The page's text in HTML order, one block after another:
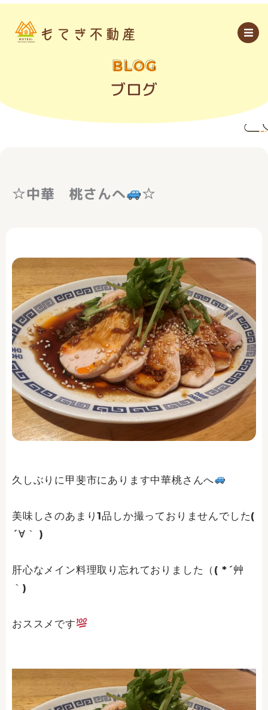
内
BLOG
ブログ
☆中華 桃さんへ ☆
久しぶりに甲斐市にあります中華桃さんへ
美味しさのあまり1品しか撮っておりませんでした(
´∀｀ )
肝心なメイン料理取り忘れておりました（( *´艸
｀)
おススメです